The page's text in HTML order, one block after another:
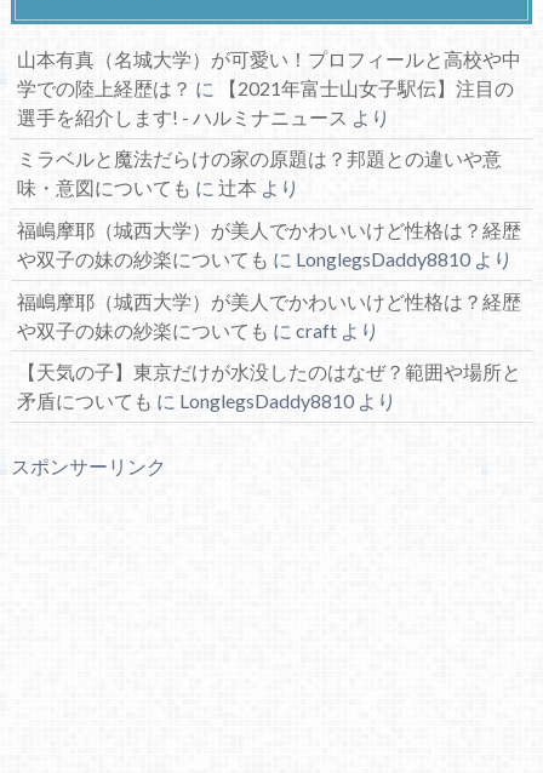
山本有真（名城大学）が可愛い！プロフィールと高校や中
学での陸上経歴は？ に
【2021年富士山女子駅伝】注目の
選手を紹介します! - ハルミナニュース より
ミラベルと魔法だらけの家の原題は？邦題との違いや意
味・意図についても に 辻本 より
福嶋摩耶（城西大学）が美人でかわいいけど性格は？経歴
や双子の妹の紗楽についても に LonglegsDaddy8810より
福嶋摩耶（城西大学）が美人でかわいいけど性格は？経歴
や双子の妹の紗楽についても に craftより
【天気の子】東京だけが水没したのはなぜ？範囲や場所と
矛盾についても に LonglegsDaddy8810より
スポンサーリンク